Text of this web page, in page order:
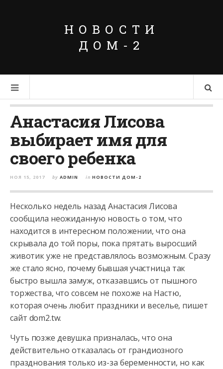
НОВОСТИ
ДОМ-2
Анастасия Лисова
выбирает имя для
своего ребенка
НОЯ 15, 2017 by ADMIN in НОВОСТИ ДОМ-2
Несколько недель назад Анастасия Лисова
сообщила неожиданную новость о том, что
находится в интересном положении, что она
скрывала до той поры, пока прятать выросший
животик уже не представлялось возможным. Сразу
же стало ясно, почему бывшая участница так
быстро вышла замуж, отказавшись от пышного
торжества, что совсем не похоже на Настю,
которая очень любит праздники и веселье, пишет
сайт dom2.tw.
Чуть позже девушка призналась, что она
действительно отказалась от грандиозного
празднования только из-за беременности, но как